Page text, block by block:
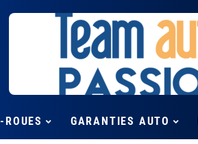
ROUES GARANTIES AUTO